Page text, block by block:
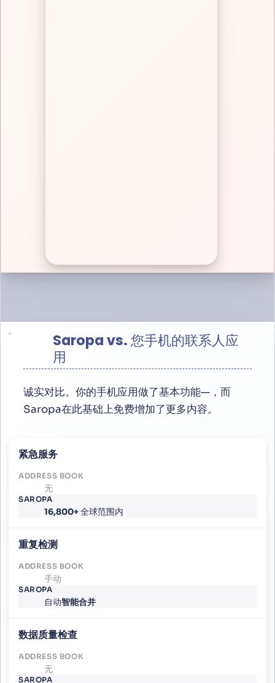
Saropa vs. 您手机的联系人应
用
诚实对比。你的手机应用做了基本功能—，而
Saropa在此基础上免费增加了更多内容。
紧急服务
无
16,800+全球范围内
重复检测
手动
自动智能合并
数据质量检查
无